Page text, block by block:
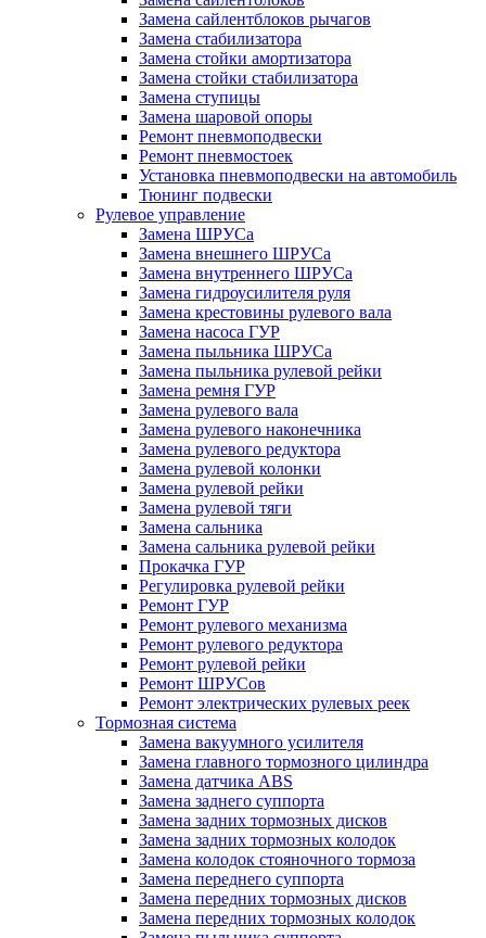
Замена сайлентблоков рычагов
Замена стабилизатора
Замена стойки амортизатора
Замена стойки стабилизатора
Замена ступицы
Замена шаровой опоры
Ремонт пневмоподвески
Ремонт пневмостоек
Установка пневмоподвески на автомобиль
Тюнинг подвески
Рулевое управление
Замена ШРУСа
Замена внешнего ШРУСа
Замена внутреннего ШРУСа
Замена гидроусилителя руля
Замена крестовины рулевого вала
Замена насоса ГУР
Замена пыльника ШРУСа
Замена пыльника рулевой рейки
Замена ремня ГУР
Замена рулевого вала
Замена рулевого наконечника
Замена рулевого редуктора
Замена рулевой колонки
Замена рулевой рейки
Замена рулевой тяги
Замена сальника
Замена сальника рулевой рейки
Прокачка ГУР
Регулировка рулевой рейки
Ремонт ГУР
Ремонт рулевого механизма
Ремонт рулевого редуктора
Ремонт рулевой рейки
Ремонт ШРУСов
Ремонт электрических рулевых реек
Тормозная система
Замена вакуумного усилителя
Замена главного тормозного цилиндра
Замена датчика ABS
Замена заднего суппорта
Замена задних тормозных дисков
Замена задних тормозных колодок
Замена колодок стояночного тормоза
Замена переднего суппорта
Замена передних тормозных дисков
Замена передних тормозных колодок